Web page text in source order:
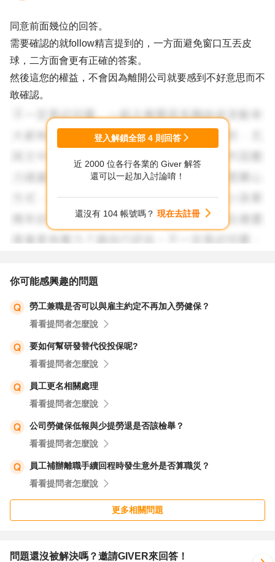
同意前面幾位的回答。
需要確認的就follow精言提到的，一方面避免窗口互丟皮
球，二方面會更有正確的答案。
然後這您的權益，不會因為離開公司就要感到不好意思而不
敢確認。
登入解鎖全部 4 則回答
近 2000 位各行各業的 Giver 解答
還可以一起加入討論唷！
還沒有 104 帳號嗎？ 現在去註冊
你可能感興趣的問題
勞工兼職是否可以與雇主約定不再加入勞健保？
看看提問者怎麼說
要如何幫研發替代役投保呢?
看看提問者怎麼說
員工更名相關處理
看看提問者怎麼說
公司勞健保低報與少提勞退是否該檢舉？
看看提問者怎麼說
員工補辦離職手續回程時發生意外是否算職災？
看看提問者怎麼說
更多相關問題
問題還沒被解決嗎？邀請GIVER來回答！